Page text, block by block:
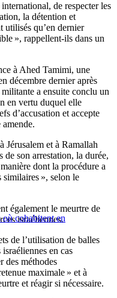
de respecter les
la détention et
utilisés qu’en dernier
», rappellent-ils dans un
à Ahed Tamimi, une
décembre dernier après
a ensuite conclu un
en vertu duquel elle
d’accusation et accepte
Jérusalem et à Ramallah
de son arrestation, la durée,
dont la procédure a
similaires », selon le
cohabitent en
également le meurtre de
israéliennes.
de l’utilisation de balles
en cas
des méthodes
maximale » et à
et réagir si nécessaire.